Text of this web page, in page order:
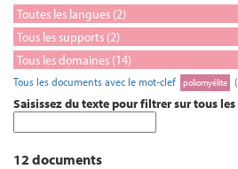
Tous les documents avec le mot-clef poliomyélite
Saisissez du texte pour filtrer sur tous
12 documents